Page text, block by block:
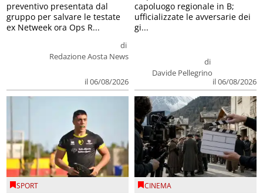
di
Redazione Aosta News
il 06/08/2026
preventivo presentata dal
gruppo per salvare le testate
ex Netweek ora Ops R...
di
Davide Pellegrino
il 06/08/2026
capoluogo regionale in B;
ufficializzate le avversarie dei
gi...
SPORT CINEMA